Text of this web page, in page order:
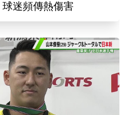
迷頻傳熱傷害